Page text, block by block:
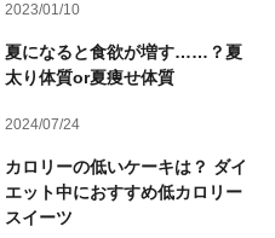
2023/01/10
夏になると食欲が増す……？夏
太り体質or夏痩せ体質
2024/07/24
カロリーの低いケーキは？ ダイ
エット中におすすめ低カロリー
スイーツ